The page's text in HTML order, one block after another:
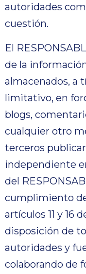
autoridades
cuestión.
El
de la
almacenados, a
limitativo, en
blogs,
cualquier otro
terceros
independiente
del
cumplimiento
artículos 11 y 16
disposición de
autoridades y
colaborando de